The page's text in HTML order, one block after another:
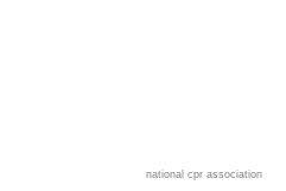
national cpr association